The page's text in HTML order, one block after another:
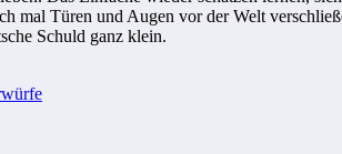
mal Türen und Augen vor der Welt
Schuld ganz klein.